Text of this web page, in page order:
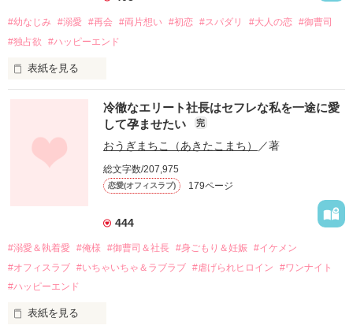
#幼なじみ #溺愛 #再会 #両片想い #初恋 #スパダリ #大人の恋 #御曹司
#独占欲
#ハッピーエンド
表紙を見る
幼なじみの哲平に淡い恋心を抱いていた美桜。
しかし、ある出来事をきっかけに二人の関係は壊れてしまう。
関係修復もできないまま、美桜は両親の離婚によって
引っ越すことになり、哲平とも離れ離れになった。
それから約十二年後。
過去の傷から、二度と会いたくないと思っていた哲平に
運命のような再会を果たす。
酔った勢いで一夜を共にしてしまった。
さらに、美桜が初めてだと知った哲平は
冷徹なエリート社長はセフレな私を一途に愛
して孕ませたい
完
おうぎまちこ（あきたこまち） ／著
総文字数/207,975
恋愛(オフィスラブ) 179ページ
444
#溺愛＆執着愛 #俺様 #御曹司＆社長 #身ごもり＆妊娠 #イケメン
#オフィスラブ #いちゃいちゃ＆ラブラブ #虐げられヒロイン
#ワンナイト
#ハッピーエンド
表紙を見る